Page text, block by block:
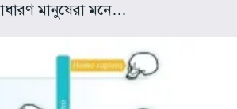
মানুষেরা মনে…